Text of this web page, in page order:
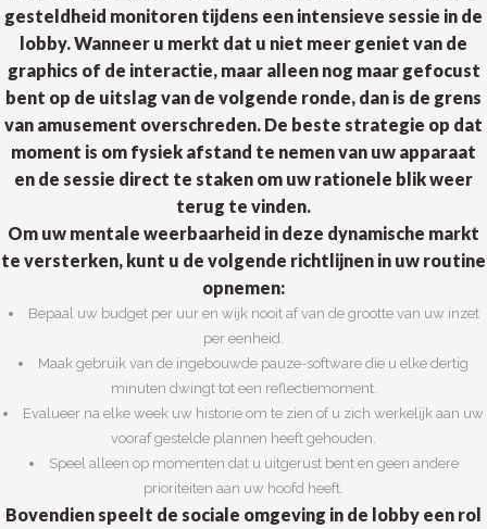
gesteldheid monitoren tijdens een intensieve sessie in de
lobby. Wanneer u merkt dat u niet meer geniet van de
graphics of de interactie, maar alleen nog maar gefocust
bent op de uitslag van de volgende ronde, dan is de grens
van amusement overschreden. De beste strategie op dat
moment is om fysiek afstand te nemen van uw apparaat
en de sessie direct te staken om uw rationele blik weer
terug te vinden.
Om uw mentale weerbaarheid in deze dynamische markt
te versterken, kunt u de volgende richtlijnen in uw routine
opnemen:
Bepaal uw budget per uur en wijk nooit af van de grootte van uw inzet
per eenheid.
Maak gebruik van de ingebouwde pauze-software die u elke dertig
minuten dwingt tot een reflectiemoment.
Evalueer na elke week uw historie om te zien of u zich werkelijk aan uw
vooraf gestelde plannen heeft gehouden.
Speel alleen op momenten dat u uitgerust bent en geen andere
prioriteiten aan uw hoofd heeft.
Bovendien speelt de sociale omgeving in de lobby een rol